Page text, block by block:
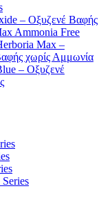
– Οξυζενέ Βαφής
Ammonia Free
Max –
χωρίς Αμμωνία
– Οξυζενέ